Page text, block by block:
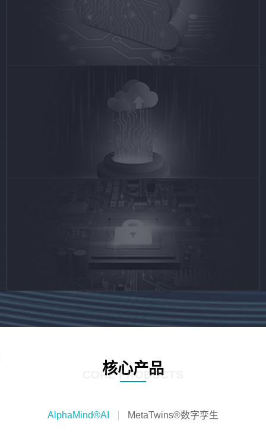
核心产品
CORE PRODUCTS
AlphaMind®AI MetaTwins®数字孪生